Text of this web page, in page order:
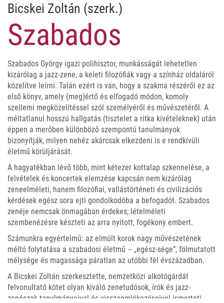
Bicskei Zoltán (szerk.)
Szabados
Szabados György igazi polihisztor, munkásságát lehetetlen
kizárólag a jazz-zene, a keleti filozófiák vagy a színház oldaláról
közelítve leírni. Talán ezért is van, hogy a szakma részéről ez az
első könyv, amely (meg)értő és elfogadó módon, komoly
szellemi megközelítéssel szól személyéről és művészetéről. A
méltatlanul hosszú hallgatás (tisztelet a ritka kivételeknek) után
éppen a merőben különböző szempontú tanulmányok
bizonyítják, milyen nehéz akárcsak elkezdeni is e rendkívüli
életmű körüljárását.
A hagyatékban lévő több, mint kétezer kottalap szkennelése, a
felvételek és koncertek elemzése kapcsán nem kizárólag
zeneelméleti, hanem filozófiai, vallástörténeti és civilizációs
kérdések egész sora ejti gondolkodóba a befogadót. Szabados
zenéje nemcsak önmagában érdekes; lételméleti
szembenézésre készteti az arra nyitott, fogékony embert.
Számunkra egyértelmű: az elmúlt korok nagy művészetének
méltó folytatása a szabadosi életmű – „egész-sége”, fölmutatott
mélysége és magassága páratlan az utóbbi fél évszázadban.
A Bicskei Zoltán szerkesztette, nemzetközi alkotógárdát
felvonultató kötet olyan kiváló zenetudósok, írók és jazz-
zenészek tanulmányaival és visszaemlékezéseivel ismerteti